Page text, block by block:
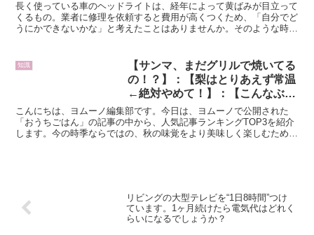
長く使っている車のヘッドライトは、経年によって黄ばみが目立って
くるもの。業者に修理を依頼すると費用が高くつくため、「自分でど
うにかできないかな」と考えたことはありませんか。そのような時に
知識
【サンマ、まだグリルで焼いてる
の！？】：【梨はとりあえず常温
←絶対やめて！】：【こんなぶど
うは、絶対に買ってはダメ！】
こんにちは、ヨムーノ編集部です。今日は、ヨムーノで公開された
「おうちごはん」の記事の中から、人気記事ランキングTOP3を紹介
します。今の時季ならではの、秋の味覚をより美味しく楽しむための
リビングの大型テレビを“1日8時間”つけ
ています。1ヶ月続けたら電気代はどれく
らいになるでしょうか？